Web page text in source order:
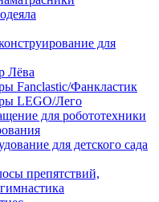
для
Лёва
Fanclastic/Фанкластик
LEGO/Лего
для робототехники
для детского сада
препятствий,